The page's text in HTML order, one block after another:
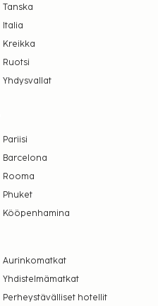
Tanska
Italia
Kreikka
Ruotsi
Yhdysvallat
Pariisi
Barcelona
Rooma
Phuket
Kööpenhamina
Aurinkomatkat
Yhdistelmämatkat
Perheystävälliset hotellit